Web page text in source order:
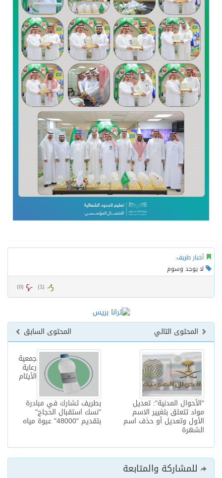
أخبار طريف
لا يوجد وسوم
(
0
) (
1
)
المحتوى السابق
المحتوى التالي
جمعية
رعاية
الأيتام
بطريف تشارك في مبادرة
"نسك استقبال الحجاج"
بتقديم "48000" عبوة مياه
"الأحوال المدنية": تعديل
مواد تتعلق بتغيير الاسم
الأول وتعديل أو حذف اسم
الشهرة
للمشاركة والمتابعة